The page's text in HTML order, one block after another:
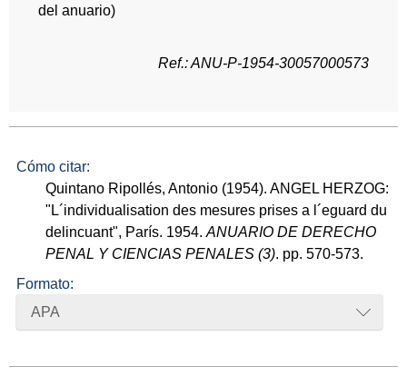
del anuario)
Ref.: ANU-P-1954-30057000573
Cómo citar:
Quintano Ripollés, Antonio (1954). ANGEL HERZOG:
"L´individualisation des mesures prises a l´eguard du
delincuant", París. 1954.ANUARIO DE DERECHO
PENAL Y CIENCIAS PENALES (3). pp. 570-573.
Formato:
APA